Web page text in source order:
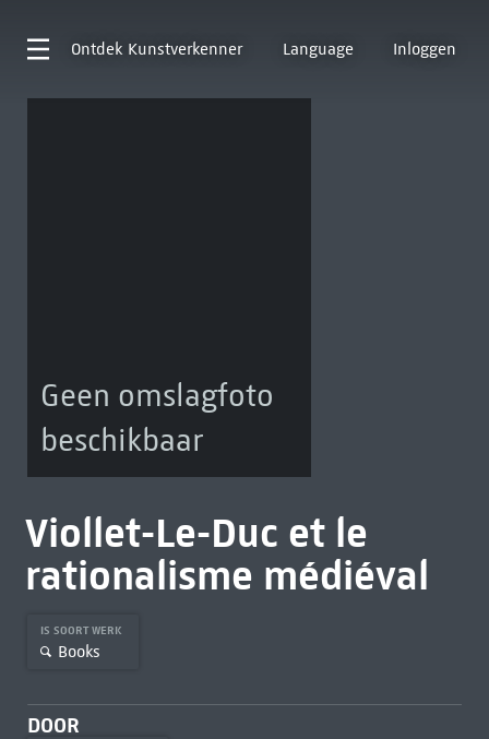
Ontdek Kunstverkenner Language Inloggen
Geen omslagfoto
beschikbaar
Viollet-Le-Duc et le
rationalisme médiéval
IS SOORT WERK
Books
DOOR